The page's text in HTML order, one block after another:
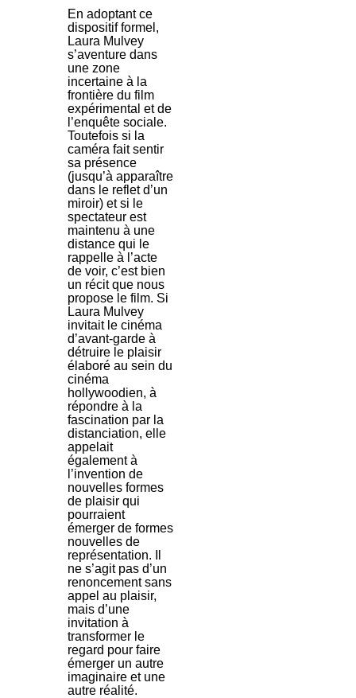
En adoptant ce
dispositif formel,
Laura Mulvey
s’aventure dans
une zone
incertaine à la
frontière du film
expérimental et de
l’enquête sociale.
Toutefois si la
caméra fait sentir
sa présence
(jusqu’à apparaître
dans le reflet d’un
miroir) et si le
spectateur est
maintenu à une
distance qui le
rappelle à l’acte
de voir, c’est bien
un récit que nous
propose le film. Si
Laura Mulvey
invitait le cinéma
d’avant-garde à
détruire le plaisir
élaboré au sein du
cinéma
hollywoodien, à
répondre à la
fascination par la
distanciation, elle
appelait
également à
l’invention de
nouvelles formes
de plaisir qui
pourraient
émerger de formes
nouvelles de
représentation. Il
ne s’agit pas d’un
renoncement sans
appel au plaisir,
mais d’une
invitation à
transformer le
regard pour faire
émerger un autre
imaginaire et une
autre réalité.